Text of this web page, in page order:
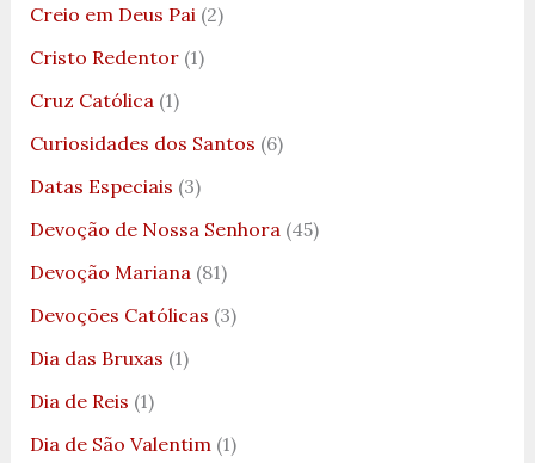
Creio em Deus Pai (2)
Cristo Redentor(1)
Cruz Católica (1)
Curiosidades dos Santos (6)
Datas Especiais (3)
Devoção de Nossa Senhora (45)
Devoção Mariana (81)
Devoções Católicas (3)
Dia das Bruxas (1)
Dia de Reis (1)
Dia de São Valentim (1)